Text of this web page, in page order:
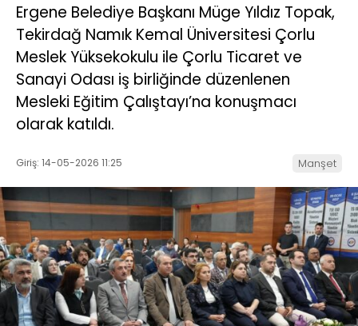
Ergene Belediye Başkanı Müge Yıldız Topak,
Tekirdağ Namık Kemal Üniversitesi Çorlu
Meslek Yüksekokulu ile Çorlu Ticaret ve
Sanayi Odası iş birliğinde düzenlenen
Mesleki Eğitim Çalıştayı’na konuşmacı
olarak katıldı.
Giriş: 14-05-2026 11:25 Manşet